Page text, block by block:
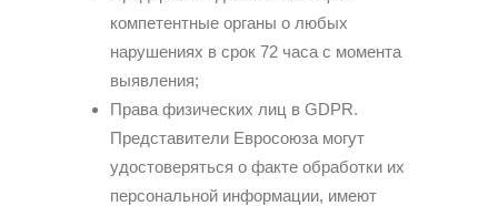
компетентные органы о любых
нарушениях в срок 72 часа с момента
выявления;
Права физических лиц в GDPR.
Представители Евросоюза могут
удостоверяться о факте обработки их
персональной информации, имеют